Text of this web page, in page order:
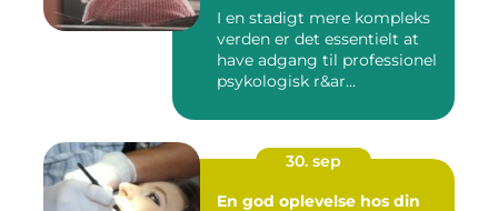
I en stadigt mere kompleks
verden er det essentielt at
have adgang til professionel
psykologisk r&ar...
30. sep
En god oplevelse hos din